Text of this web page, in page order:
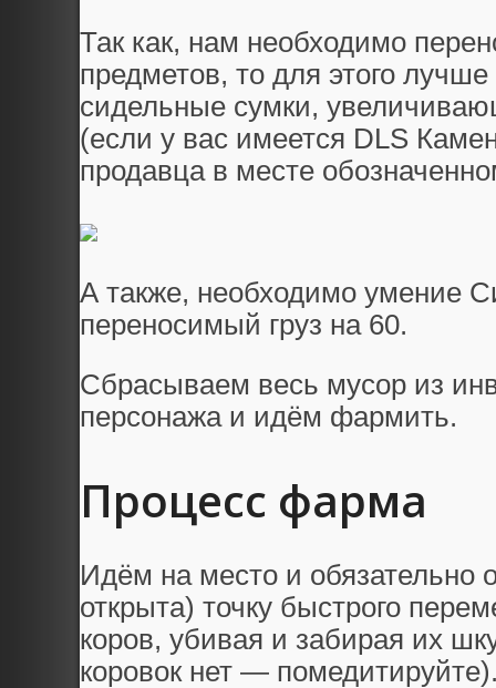
Так как, нам необходимо
предметов, то для этого
сидельные сумки,
(если у вас имеется DLS
продавца в месте
А также, необходимо умение
переносимый груз на 60.
Сбрасываем весь мусор из
персонажа и идём фармить.
Процесс фарма
Идём на место и обязательно
открыта) точку быстрого
коров, убивая и забирая их
коровок нет — помедитируйте).